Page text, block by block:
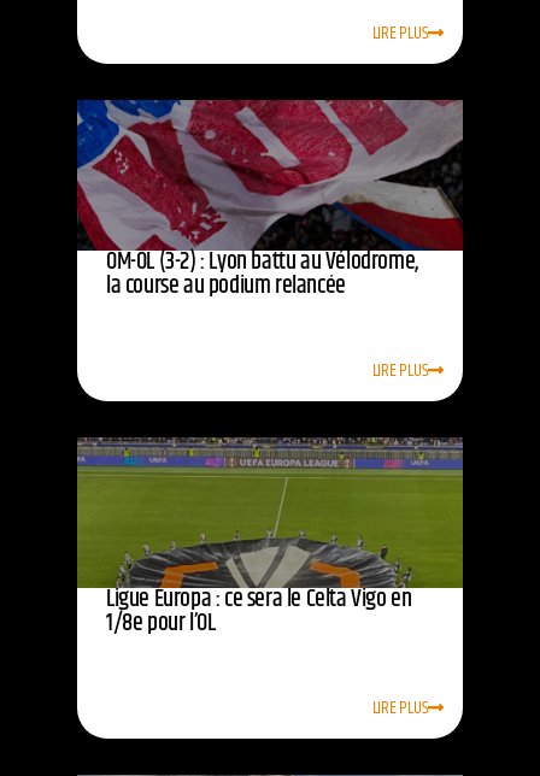
LIRE PLUS
OM-OL (3-2) : Lyon battu au Vélodrome,
la course au podium relancée
LIRE PLUS
Ligue Europa : ce sera le Celta Vigo en
1/8e pour l’OL
LIRE PLUS